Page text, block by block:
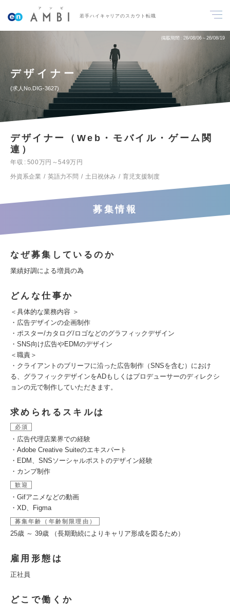
若手ハイキャリアのスカウト転職
掲載期間 26/08/06～26/08/19
デザイナー
求人No.DIG-3627
デザイナー（Web・モバイル・ゲーム関
連）
年収
500万円～549万円
外資系企業
英語力不問 土日祝休み 育児支援制度
募集情報
なぜ募集しているのか
業績好調による増員の為
どんな仕事か
＜具体的な業務内容 ＞
・広告デザインの企画制作
・ポスター/カタログ/ロゴなどのグラフィックデザイン
・SNS向け広告やEDMのデザイン
＜職責＞
・クライアントのブリーフに沿った広告制作（SNSを含む）におけ
る、グラフィックデザインをADもしくはプロデューサーのディレクシ
ョンの元で制作していただきます。
求められるスキルは
必須
・広告代理店業界での経験
・Adobe Creative Suiteのエキスパート
・EDM、SNSソーシャルポストのデザイン経験
・カンプ制作
歓迎
・Gifアニメなどの動画
・XD、Figma
募集年齢（年齢制限理由）
25歳 ～ 39歳 （長期勤続によりキャリア形成を図るため）
雇用形態は
正社員
どこで働くか